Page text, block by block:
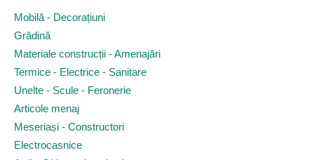
Mobilă - Decorațiuni
Grădină
Materiale construcții - Amenajări
Termice - Electrice - Sanitare
Unelte - Scule - Feronerie
Articole menaj
Meseriași - Constructori
Electrocasnice